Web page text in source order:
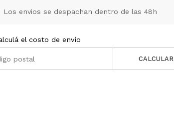
Los envios se despachan dentro de las 48h
el costo de envío
CALCULAR